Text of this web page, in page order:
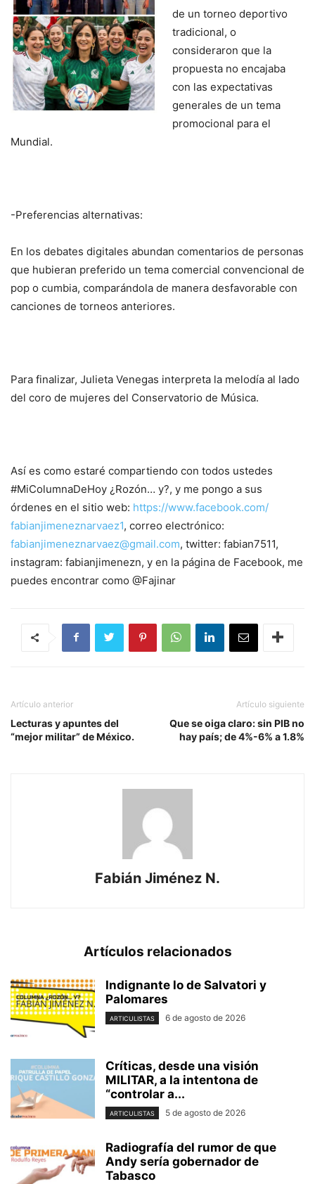
de un torneo deportivo
tradicional, o
consideraron que la
propuesta no encajaba
con las expectativas
generales de un tema
promocional para el
Mundial.
-Preferencias alternativas:
En los debates digitales abundan comentarios de personas
que hubieran preferido un tema comercial convencional de
pop o cumbia, comparándola de manera desfavorable con
canciones de torneos anteriores.
Para finalizar, Julieta Venegas interpreta la melodía al lado
del coro de mujeres del Conservatorio de Música.
Así es como estaré compartiendo con todos ustedes
#MiColumnaDeHoy ¿Rozón… y?, y me pongo a sus
órdenes en el sitio web: https://www.facebook.com/
fabianjimeneznarvaez1, correo electrónico:
fabianjimeneznarvaez@gmail.com, twitter: fabian7511,
instagram: fabianjimenezn, y en la página de Facebook, me
puedes encontrar como @Fajinar
Artículo anterior
Lecturas y apuntes del
“mejor militar” de México.
Artículo siguiente
Que se oiga claro: sin PIB no
hay país; de 4%-6% a 1.8%
Fabián Jiménez N.
Artículos relacionados
Indignante lo de Salvatori y
Palomares
ARTICULISTAS 6 de agosto de 2026
Críticas, desde una visión
MILITAR, a la intentona de
“controlar a...
ARTICULISTAS 5 de agosto de 2026
Radiografía del rumor de que
Andy sería gobernador de
Tabasco